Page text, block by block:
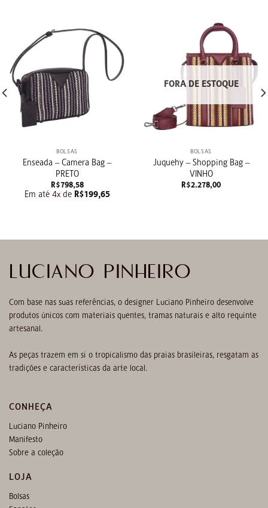
BOLSAS
Enseada – Camera Bag –
PRETO
R$798,58
Em até 4x de R$199,65
FORA DE ESTOQUE
BOLSAS
Juquehy – Shopping Bag –
VINHO
R$2.278,00
LUCIANO PINHEIRO
Com base nas suas referências, o designer Luciano Pinheiro desenvolve
produtos únicos com materiais quentes, tramas naturais e alto requinte
artesanal.
As peças trazem em si o tropicalismo das praias brasileiras, resgatam as
tradições e características da arte local.
CONHEÇA
Luciano Pinheiro
Manifesto
Sobre a coleção
LOJA
Bolsas